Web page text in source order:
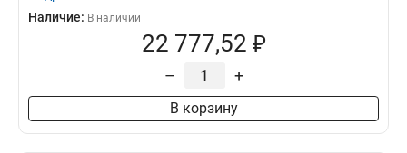
Наличие: В наличии
22 777,52 ₽
– +
В корзину